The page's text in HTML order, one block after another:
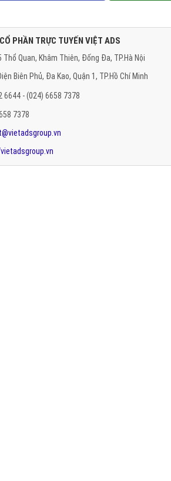
PHẦN TRỰC TUYẾN VIỆT ADS
Thổ Quan, Khâm Thiên, Đống Đa, TP.Hà Nội
Biên Phủ, Đa Kao, Quận 1, TP.Hồ Chí Minh
6644 - (024) 6658 7378
7378